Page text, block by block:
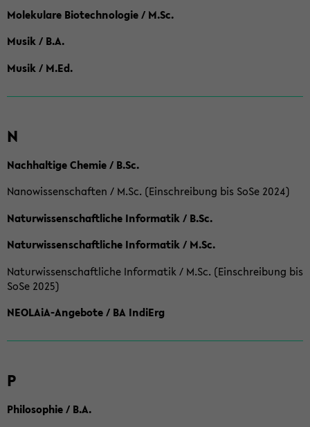
Molekulare Biotechnologie / M.Sc.
Musik / B.A.
Musik / M.Ed.
N
Nachhaltige Chemie / B.Sc.
Nanowissenschaften / M.Sc. (Einschreibung bis SoSe 2024)
Naturwissenschaftliche Informatik / B.Sc.
Naturwissenschaftliche Informatik / M.Sc.
Naturwissenschaftliche Informatik / M.Sc. (Einschreibung bis
SoSe 2025)
NEOLAiA-Angebote / BA IndiErg
P
Philosophie / B.A.